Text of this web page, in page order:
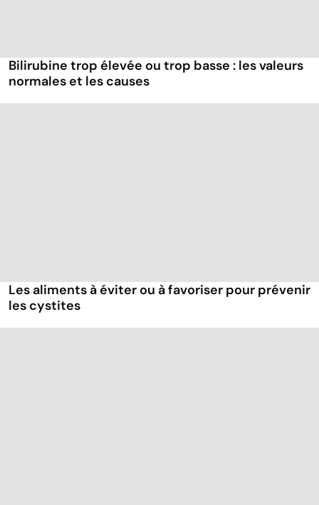
Bilirubine trop élevée ou trop basse : les valeurs
normales et les causes
Les aliments à éviter ou à favoriser pour prévenir
les cystites